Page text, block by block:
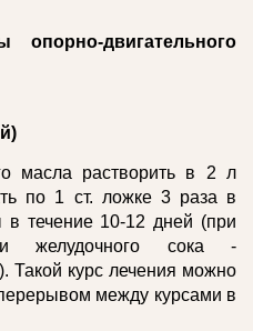
двигательного
масла растворить в 2 л
по 1 ст. ложке 3 раза в
течение 10-12 дней (при
желудочного сока -
Такой курс лечения можно
между курсами в